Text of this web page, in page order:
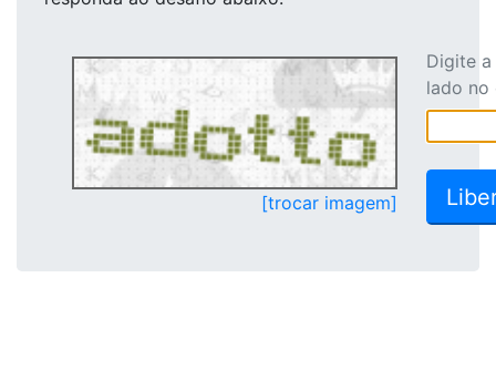
[trocar imagem]
Digite
lado no